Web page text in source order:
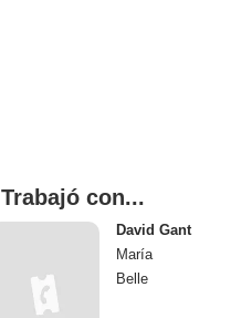
Trabajó con...
David Gant
María
Belle